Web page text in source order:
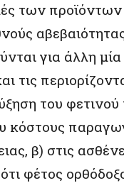
των
για άλλη
τις
του
κόστους
β) στις
φέτος